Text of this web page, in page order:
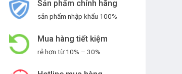
Sản phẩm chính hãng
sản phẩm nhập khẩu 100%
Mua hàng tiết kiệm
rẻ hơn từ 10% – 30%